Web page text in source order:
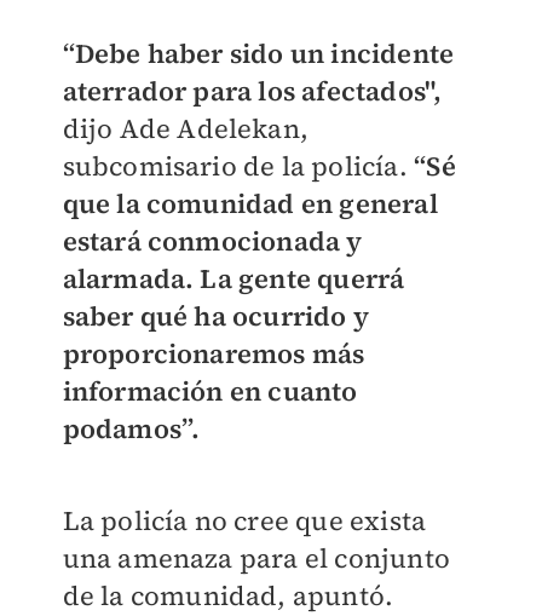
“Debe haber sido un incidente
aterrador para los afectados",
dijo Ade Adelekan,
subcomisario de la policía.“Sé
que la comunidad en general
estará conmocionada y
alarmada. La gente querrá
saber qué ha ocurrido y
proporcionaremos más
información en cuanto
podamos”.
La policía no cree que exista
una amenaza para el conjunto
de la comunidad, apuntó.